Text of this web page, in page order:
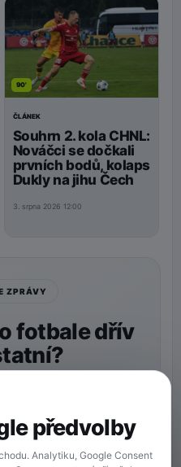
90'
ČLÁNEK
Souhrn 2. kola CHNL:
Nováčci se dočkali
prvních bodů, kolaps
Dukly na jihu Čech
3. srpna 2026 12:00
ZPRÁVY
fotbale dřív
Více zpráv na Googlu
předvolby
Analytiku, Google Consent